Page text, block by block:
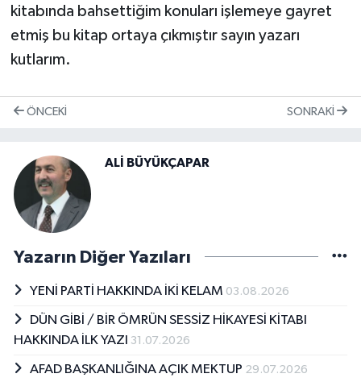
kitabında bahsettiğim konuları işlemeye gayret
etmiş bu kitap ortaya çıkmıştır sayın yazarı
kutlarım.
ÖNCEKI SONRAKI
ALİ BÜYÜKÇAPAR
Yazarın Diğer Yazıları
YENİ PARTİ HAKKINDA İKİ KELAM 03.08.2026
DÜN GİBİ / BİR ÖMRÜN SESSİZ HİKAYESİ KİTABI
HAKKINDA İLK YAZI 31.07.2026
AFAD BAŞKANLIĞINA AÇIK MEKTUP 29.07.2026